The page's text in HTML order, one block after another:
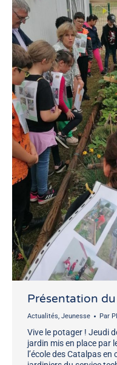
Présentation
Actualités, Jeunesse Par
Vive le potager ! Jeudi
jardin mis en place par
l’école des Catalpas